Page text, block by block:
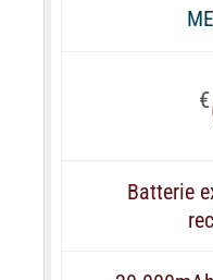
€
Batterie